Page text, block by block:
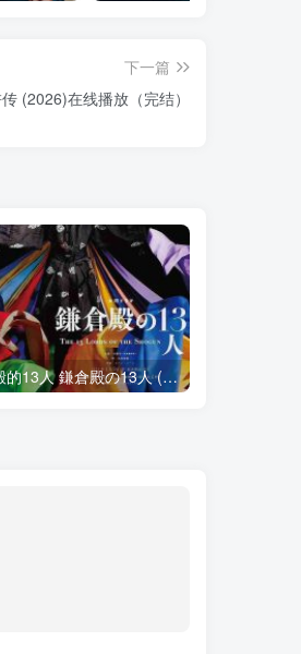
下一篇
(2026)在线播放（完结）
镰仓殿的13人 鎌倉殿の13人 (2022)